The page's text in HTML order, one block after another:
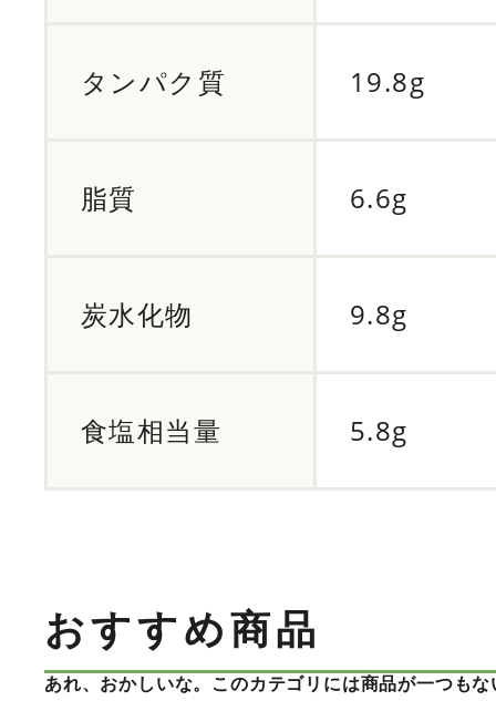
タンパク質 19.8g
脂質 6.6g
炭水化物 9.8g
食塩相当量 5.8g
おすすめ商品
あれ、おかしいな。このカテゴリには商品が一つも